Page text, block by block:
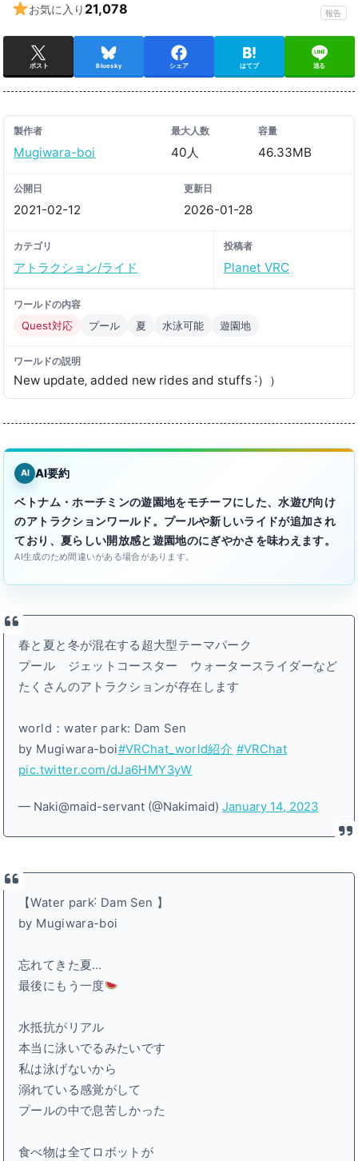
お気に入り 21,078 報告
ポスト Bluesky シェア はてブ 送る
製作者
Mugiwara-boi
最大人数
40人
容量
46.33MB
公開日
2021-02-12
更新日
2026-01-28
カテゴリ
アトラクション/ライド
投稿者
Planet VRC
ワールドの内容
Quest対応 プール 夏 水泳可能 遊園地
ワールドの説明
New update‚ added new rides and stuffs ˸））
AI AI要約
ベトナム・ホーチミンの遊園地をモチーフにした、水遊び向け
のアトラクションワールド。プールや新しいライドが追加され
ており、夏らしい開放感と遊園地のにぎやかさを味わえます。
AI生成のため間違いがある場合があります。
春と夏と冬が混在する超大型テーマパーク
プール ジェットコースター ウォータースライダーなど
たくさんのアトラクションが存在します
world：water park: Dam Sen
by Mugiwara-boi#VRChat_world紹介 #VRChat
pic.twitter.com/dJa6HMY3yW
— Naki@maid-servant (@Nakimaid)January 14, 2023
【Water park˸ Dam Sen 】
by Mugiwara-boi
忘れてきた夏…
最後にもう一度
水抵抗がリアル
本当に泳いでるみたいです
私は泳げないから
溺れている感覚がして
プールの中で息苦しかった
食べ物は全てロボットが